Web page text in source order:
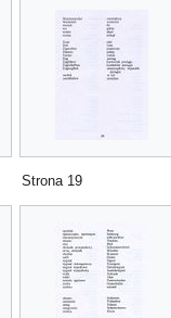
Strona 19